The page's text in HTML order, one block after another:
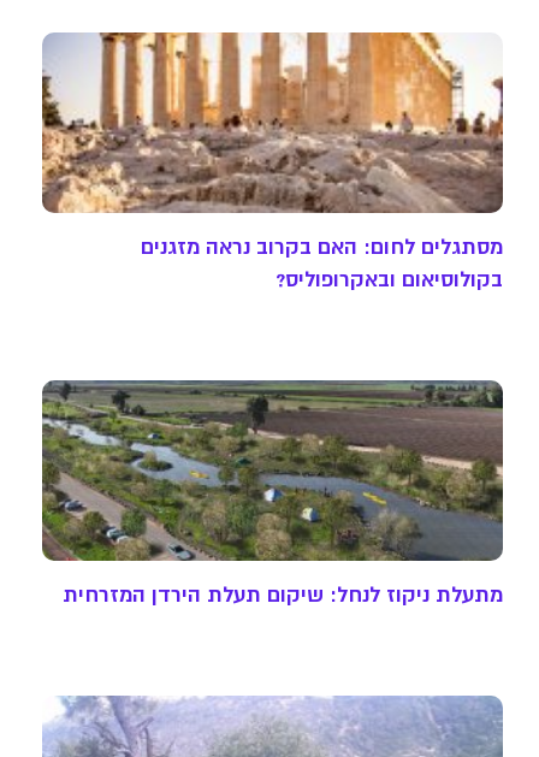
מסתגלים לחום: האם בקרוב נראה מזגנים
בקולוסיאום ובאקרופוליס?
מתעלת ניקוז לנחל: שיקום תעלת הירדן המזרחית